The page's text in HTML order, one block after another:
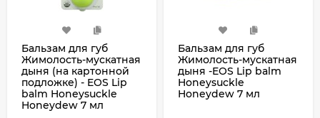
Бальзам для губ
Жимолость-мускатная
дыня (на картонной
подложке) - EOS Lip
balm Honeysuckle
Honeydew 7 мл
Бальзам для губ
Жимолость-мускатная
дыня -EOS Lip balm
Honeysuckle
Honeydew 7 мл